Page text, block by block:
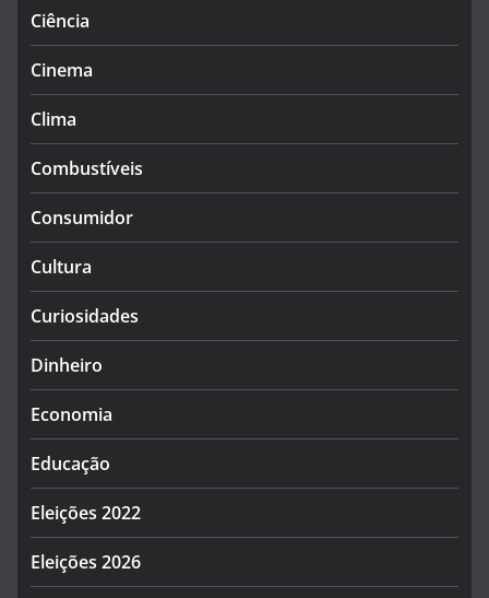
Ciência
Cinema
Clima
Combustíveis
Consumidor
Cultura
Curiosidades
Dinheiro
Economia
Educação
Eleições 2022
Eleições 2026